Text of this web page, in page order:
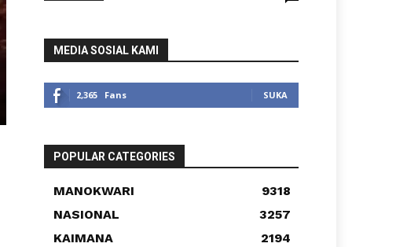
MEDIA SOSIAL KAMI
2,365 Fans SUKA
POPULAR CATEGORIES
MANOKWARI
9318
NASIONAL
3257
KAIMANA
2194